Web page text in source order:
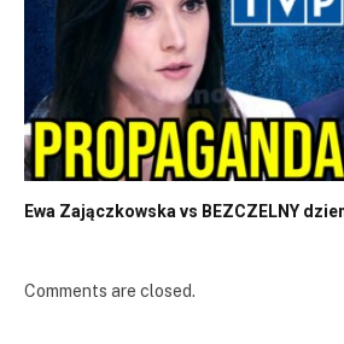
Ewa Zajączkowska vs BEZCZELNY
Comments are closed.